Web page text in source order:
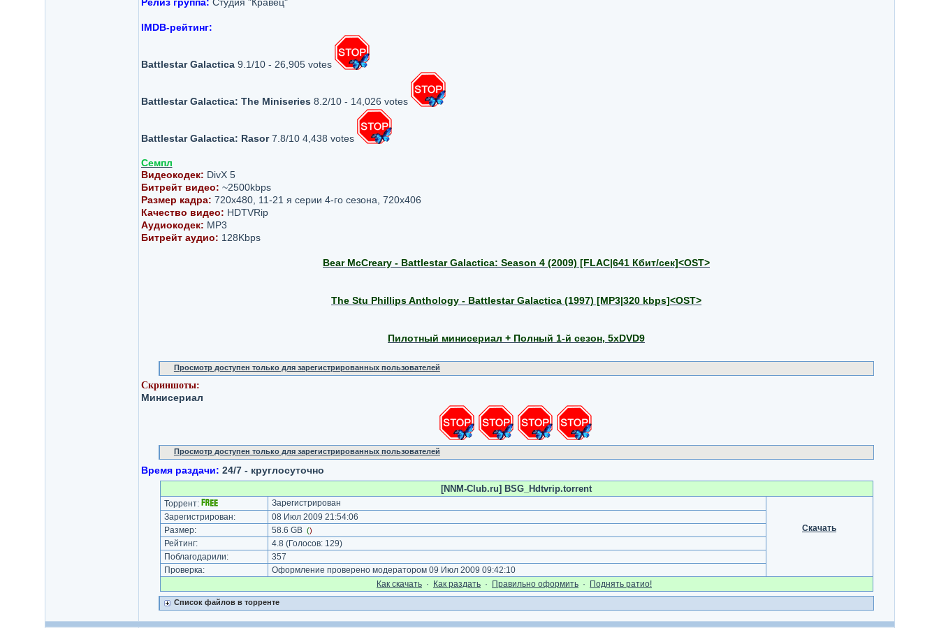
IMDB-рейтинг:
Battlestar Galactica9.1/10 - 26,905 votes
Battlestar Galactica: The Miniseries 8.2/10 - 14,026 votes
Battlestar Galactica: Rasor7.8/10 4,438 votes
Семпл
Видеокодек: DivX 5
Битрейт видео: ~2500kbps
Размер кадра: 720x480, 11-21 я серии 4-го сезона, 720х406
Качество видео: HDTVRip
Аудиокодек: MP3
Битрейт аудио: 128Kbps
Bear McCreary - Battlestar Galactica: Season 4 (2009) [FLAC|641 Кбит/сек]<OST>
The Stu Phillips Anthology - Battlestar Galactica (1997) [MP3|320 kbps]<OST>
Пилотный минисериал + Полный 1-й сезон, 5хDVD9
Просмотр доступен только для зарегистрированных пользователей
Скриншоты:
Минисериал
Просмотр доступен только для зарегистрированных пользователей
Время раздачи: 24/7 - круглосуточно
[NNM-Club.ru] BSG_Hdtvrip.torrent
Торрент: Зарегистрирован
Скачать
Зарегистрирован:
08 Июл 2009 21:54:06
Размер:
58.6 GB ()
Рейтинг: 4.8 (Голосов: 129)
Поблагодарили:
357
Проверка:
Оформление проверено модератором 09 Июл 2009 09:42:10
Как cкачать · Как раздать · Правильно оформить · Поднять ратио!
Список файлов в торренте